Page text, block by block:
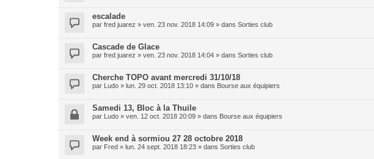
escalade
par fred juarez » ven. 23 nov. 2018 14:09 » dans Sorties club
Cascade de Glace
par fred juarez » ven. 23 nov. 2018 14:04 » dans Sorties club
Cherche TOPO avant mercredi 31/10/18
par Ludo » lun. 29 oct. 2018 13:10 » dans Bourse aux équipiers
Samedi 13, Bloc à la Thuile
par Ludo » ven. 12 oct. 2018 20:09 » dans Bourse aux équipiers
Week end à sormiou 27 28 octobre 2018
par Fred » lun. 24 sept. 2018 18:23 » dans Sorties club